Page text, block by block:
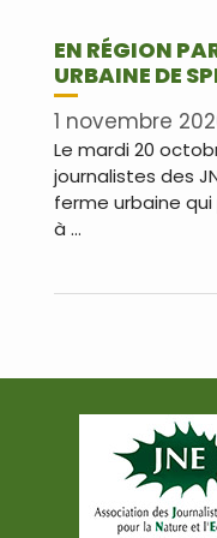
EN RÉGION
URBAINE DE
1 novembre
Le mardi 20
journalistes des
ferme urbaine
à …